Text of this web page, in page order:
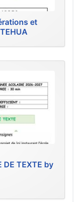
et
DE TEXTE by